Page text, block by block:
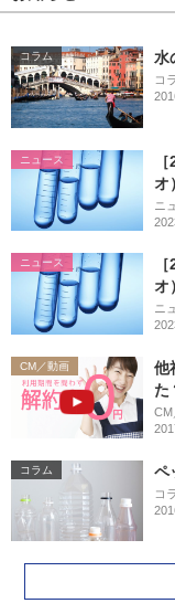
コラム 水
コ
ニュース
オ
ニ
ニュース
オ
ニ
CM／動画
他
た
CM
コラム ペ
コ